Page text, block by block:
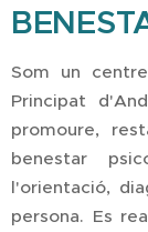
Som un
Principat
promoure,
benestar
l'orientació,
persona. Es